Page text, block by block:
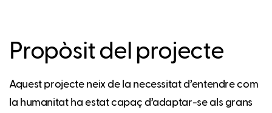
Propòsit del projecte
Aquest projecte neix de la necessitat d’entendre com
la humanitat ha estat capaç d’adaptar-se als grans